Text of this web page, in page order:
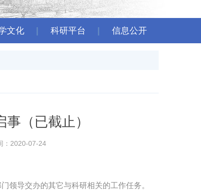
文化 科研平台 信息公开
（已截止）
：2020-07-24
领导交办的其它与科研相关的工作任务。